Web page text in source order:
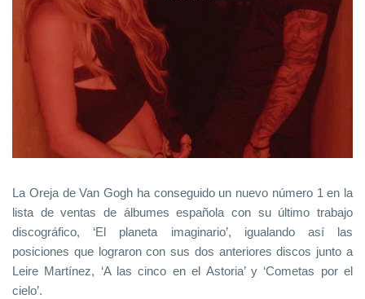
La Oreja de Van Gogh ha conseguido un nuevo número 1 en la
lista de ventas de álbumes española con su último trabajo
discográfico, ‘El planeta imaginario’, igualando así las
posiciones que lograron con sus dos anteriores discos junto a
Leire Martínez, ‘A las cinco en el Astoria’ y ‘Cometas por el
cielo’.